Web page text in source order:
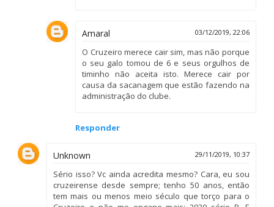
Amaral 03/12/2019, 22:06
O Cruzeiro merece cair sim, mas não porque
o seu galo tomou de 6 e seus orgulhos de
timinho não aceita isto. Merece cair por
causa da sacanagem que estão fazendo na
administração do clube.
Responder
Unknown 29/11/2019, 10:37
Sério isso? Vc ainda acredita mesmo? Cara, eu sou
cruzeirense desde sempre; tenho 50 anos, então
tem mais ou menos meio século que torço para o